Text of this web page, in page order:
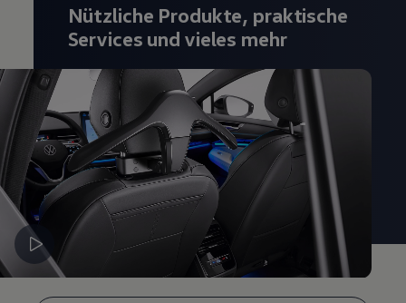
Pannen- und Unfallhilfe
Volkswagen Kundenbetreuung
Nützliche Produkte, praktische
Services und vieles mehr